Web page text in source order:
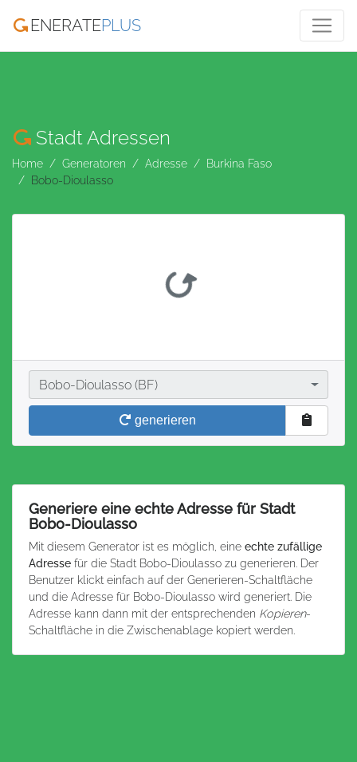
ENERATEPLUS
Stadt Adressen
Home Generatoren Adresse
Burkina Faso
Bobo-Dioulasso
StadtBobo-Dioulasso (BF)
generieren
Generiere eine echte Adresse für Stadt
Bobo-Dioulasso
Mit diesem Generator ist es möglich, eine echte zufällige
Adresse für die Stadt Bobo-Dioulasso zu generieren. Der
Benutzer klickt einfach auf der Generieren-Schaltfläche
und die Adresse für Bobo-Dioulasso wird generiert. Die
Adresse kann dann mit der entsprechenden Kopieren-
Schaltfläche in die Zwischenablage kopiert werden.